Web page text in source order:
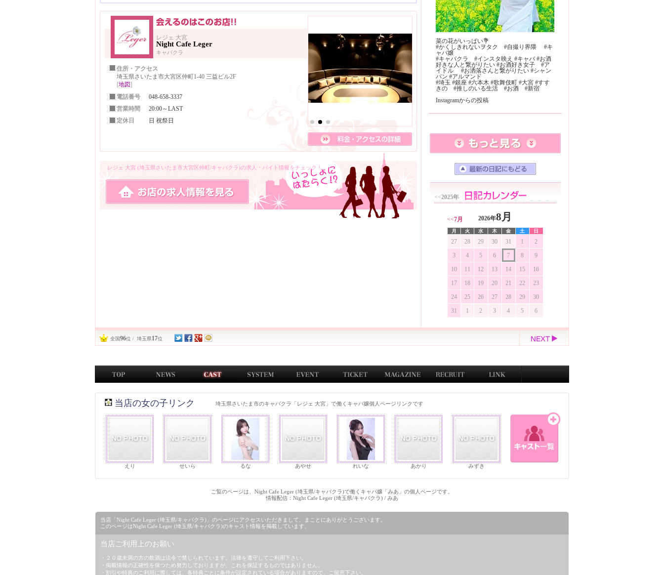
レジェ 大宮
Night Cafe Leger
キャバクラ
住所・アクセス
埼玉県さいたま市大宮区仲町1-40 三益ビル2F
[地図]
電話番号
048-658-3337
営業時間
20:00～LAST
定休日
日 祝祭日
レジェ 大宮 (埼玉県さいたま市大宮区仲町/キャバクラ)の求人・バイト情報をチェック！
菜の花がいっぱい💐
#かくしきれないヲタク #自撮り界隈 #キ
ャバ嬢
#キャバクラ #インスタ映え #キャバ #お酒
好きな人と繋がりたい #お酒好き女子 #ア
イドル #お洒落さんと繋がりたい #シャン
パン #アルマンド
#埼玉 #銀座 #六本木 #歌舞伎町 #大宮 #すす
きの #推しのいる生活 #お酒 #新宿
Instagramからの投稿
<<2025年
2026年8月
<<7月
月 火 水 木 金 土 日
27 28 29 30 31 1
2
3
4 5 6 7 8
9
10
11 12 13 14 15
16
17
18 19 20 21 22
23
24
25 26 27 28 29
30
31
1 2 3 4 5 6
全国96位 / 埼玉県17位
当店の女の子リンク 埼玉県さいたま市のキャバクラ「レジェ 大宮」で働くキャバ嬢個人ページリンクです
えり せいら るな あやせ れいな あかり みずき
ご覧のページは、Night Cafe Leger (埼玉県/キャバクラ)で働くキャバ嬢「みあ」の個人ページです。
情報配信：Night Cafe Leger (埼玉県/キャバクラ) / みあ
当店「Night Cafe Leger (埼玉県/キャバクラ)」のページにアクセスいただきまして、まことにありがとうございます。
このページはNight Cafe Leger (埼玉県/キャバクラ)のキャスト情報を掲載しています。
当店ご利用上のお願い
・２０歳未満の方の飲酒は法令で禁じられています。法律を遵守してご利用下さい。
・掲載情報の正確性を保つため努力しておりますが、これを保証するものではありません。
・割引や特典のご利用に際しては、各特典ごとに条件が設定されている場合がありますので、ご留意下さい。